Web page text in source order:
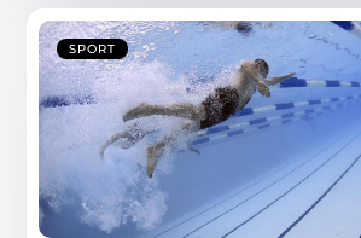
SPORT